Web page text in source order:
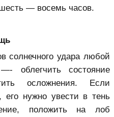
— восемь часов.
солнечного удара любой
облегчить состояние
осложнения. Если
его нужно увести в тень
положить на лоб